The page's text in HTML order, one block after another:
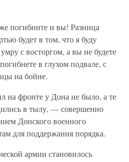
погибните и вы! Разница
будет в том, что я буду
с восторгом, а вы не будете
в глухом подвале, с
на бойне.
на фронте у Дона не было, а те
в тылу, — совершенно
Донского военного
для поддержания порядка.
армии становилось